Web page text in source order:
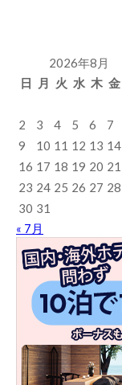
2026年8月
日
月 火 水 木 金
2
3 4 5 6 7
9
10 11 12 13 14
16 17 18 19 20 21
23 24 25 26 27 28
30 31
« 7月